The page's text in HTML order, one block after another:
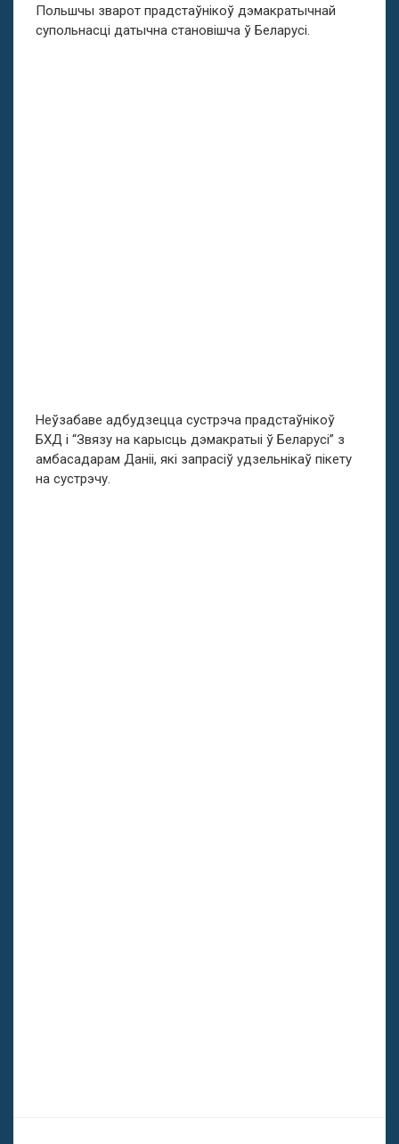
Польшчы зварот прадстаўнікоў дэмакратычнай
супольнасці датычна становішча ў Беларусі.
Неўзабаве адбудзецца сустрэча прадстаўнікоў
БХД і “Звязу на карысць дэмакратыі ў Беларусі” з
амбасадарам Даніі, які запрасіў удзельнікаў пікету
на сустрэчу.